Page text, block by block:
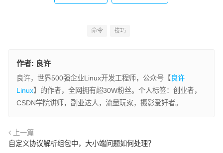
命令 技巧
作者: 良许
良许，世界500强企业Linux开发工程师，公众号【 良许
Linux】的作者，全网拥有超30W粉丝。个人标签：创业者，
CSDN学院讲师，副业达人，流量玩家，摄影爱好者。
上一篇
自定义协议解析组包中，大小端问题如何处理？